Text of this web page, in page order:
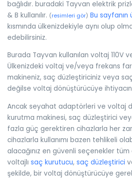
bağlıdır. buradaki Tayvan elektrik
& B kullanılır. (resimleri gör) Bu sayfanın
kısmında ülkenizdekiyle aynı olup
edebilirsiniz.
Burada Tayvan kullanılan voltaj 110V
Ülkenizdeki voltaj ve/veya frekans
makineniz, saç düzleştiriciniz veya
değilse voltaj dönüştürücüye
Ancak seyahat adaptörleri ve voltaj
kurutma makinesi, saç düzleştirici
fazla güç gerektiren cihazlarla her
cihazlarla kullanımı bazen tehlikeli
alacağınız en güvenli seçenekler
voltajlı saç kurutucu, saç düzleştirici
şekilde, bir voltaj dönüştürücüye